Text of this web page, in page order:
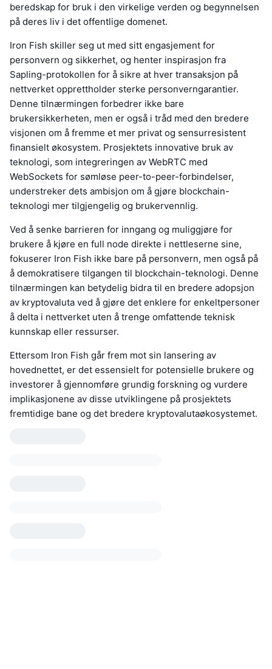
beredskap for bruk i den virkelige verden og begynnelsen
på deres liv i det offentlige domenet.
Iron Fish skiller seg ut med sitt engasjement for
personvern og sikkerhet, og henter inspirasjon fra
Sapling-protokollen for å sikre at hver transaksjon på
nettverket opprettholder sterke personverngarantier.
Denne tilnærmingen forbedrer ikke bare
brukersikkerheten, men er også i tråd med den bredere
visjonen om å fremme et mer privat og sensurresistent
finansielt økosystem. Prosjektets innovative bruk av
teknologi, som integreringen av WebRTC med
WebSockets for sømløse peer-to-peer-forbindelser,
understreker dets ambisjon om å gjøre blockchain-
teknologi mer tilgjengelig og brukervennlig.
Ved å senke barrieren for inngang og muliggjøre for
brukere å kjøre en full node direkte i nettleserne sine,
fokuserer Iron Fish ikke bare på personvern, men også på
å demokratisere tilgangen til blockchain-teknologi. Denne
tilnærmingen kan betydelig bidra til en bredere adopsjon
av kryptovaluta ved å gjøre det enklere for enkeltpersoner
å delta i nettverket uten å trenge omfattende teknisk
kunnskap eller ressurser.
Ettersom Iron Fish går frem mot sin lansering av
hovednettet, er det essensielt for potensielle brukere og
investorer å gjennomføre grundig forskning og vurdere
implikasjonene av disse utviklingene på prosjektets
fremtidige bane og det bredere kryptovalutaøkosystemet.